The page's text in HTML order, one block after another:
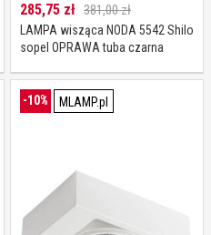
285,75 zł 381,00 zł
LAMPA wisząca NODA 5542 Shilo
sopel OPRAWA tuba czarna
-10% MLAMP.pl